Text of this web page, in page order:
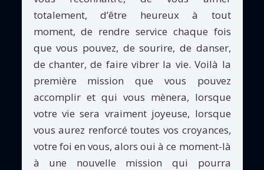
totalement, d’être heureux à tout
moment, de rendre service chaque fois
que vous pouvez, de sourire, de danser,
de chanter, de faire vibrer la vie. Voilà la
première mission que vous pouvez
accomplir et qui vous mènera, lorsque
votre vie sera vraiment joyeuse, lorsque
vous aurez renforcé toutes vos croyances,
votre foi en vous, alors oui à ce moment-là
à une nouvelle mission qui pourra